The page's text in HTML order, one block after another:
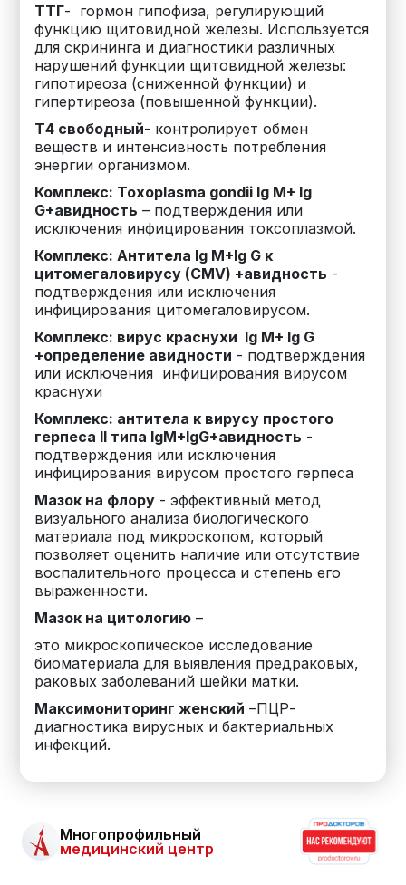
ТТГ- гормон гипофиза, регулирующий
функцию щитовидной железы. Используется
для скрининга и диагностики различных
нарушений функции щитовидной железы:
гипотиреоза (сниженной функции) и
гипертиреоза (повышенной функции).
Т4 свободный- контролирует обмен
веществ и интенсивность потребления
энергии организмом.
Комплекс: Toxoplasma gondii Ig M+ Ig
G+авидность – подтверждения или
исключения инфицирования токсоплазмой.
Комплекс: Антитела Ig M+Ig G к
цитомегаловирусу (CMV) +авидность -
подтверждения или исключения
инфицирования цитомегаловирусом.
Комплекс: вирус краснухи Ig M+ Ig G
+определение авидности - подтверждения
или исключения инфицирования вирусом
краснухи
Комплекс: антитела к вирусу простого
герпеса II типа IgM+IgG+авидность -
подтверждения или исключения
инфицирования вирусом простого герпеса
Мазок на флору - эффективный метод
визуального анализа биологического
материала под микроскопом, который
позволяет оценить наличие или отсутствие
воспалительного процесса и степень его
выраженности.
Мазок на цитологию –
это микроскопическое исследование
биоматериала для выявления предраковых,
раковых заболеваний шейки матки.
Максимониторинг женский –ПЦР-
диагностика вирусных и бактериальных
инфекций.
Многопрофильный
медицинский центр